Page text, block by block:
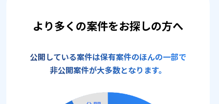
より多くの案件をお探しの方へ
公開している案件は保有案件のほんの一部で
非公開案件が大多数となります。